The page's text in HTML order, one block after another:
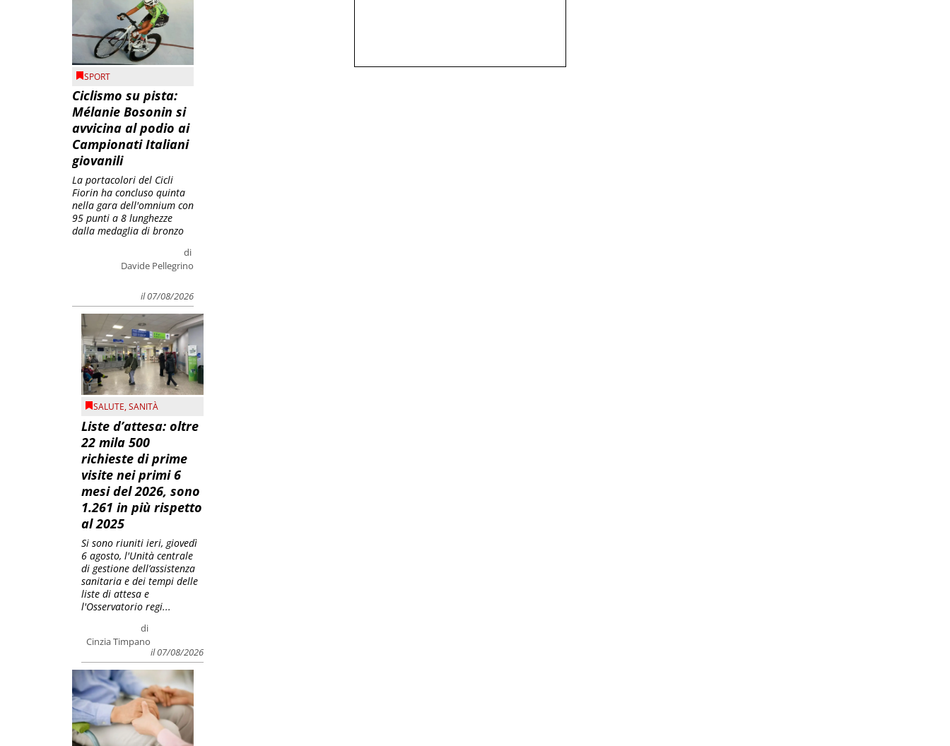
SPORT
Ciclismo su pista:
Mélanie Bosonin si
avvicina al podio ai
Campionati Italiani
giovanili
di
Davide Pellegrino
il 07/08/2026
La portacolori del Cicli
Fiorin ha concluso quinta
nella gara dell'omnium con
95 punti a 8 lunghezze
dalla medaglia di bronzo
SALUTE,SANITÀ
Liste d’attesa: oltre
22 mila 500
richieste di prime
visite nei primi 6
mesi del 2026, sono
1.261 in più rispetto
al 2025
di
Cinzia Timpano
il 07/08/2026
Si sono riuniti ieri, giovedì
6 agosto, l'Unità centrale
di gestione dell’assistenza
sanitaria e dei tempi delle
liste di attesa e
l'Osservatorio regi...